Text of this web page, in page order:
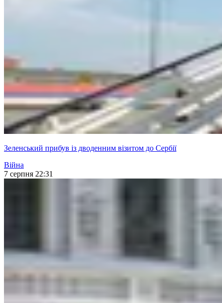
Зеленський прибув із дводенним візитом до Сербії
Війна
7 серпня 22:31